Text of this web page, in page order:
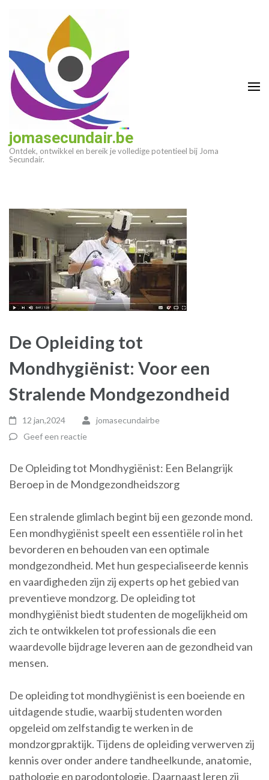
(druk
enter)
jomasecundair.be
Ontdek, ontwikkel en bereik je volledige potentieel bij Joma
Secundair.
De Opleiding tot
Mondhygiënist: Voor een
Stralende Mondgezondheid
12 jan,2024
jomasecundairbe
Geef een reactie
De Opleiding tot Mondhygiënist: Een Belangrijk
Beroep in de Mondgezondheidszorg
Een stralende glimlach begint bij een gezonde mond.
Een mondhygiënist speelt een essentiële rol in het
bevorderen en behouden van een optimale
mondgezondheid. Met hun gespecialiseerde kennis
en vaardigheden zijn zij experts op het gebied van
preventieve mondzorg. De opleiding tot
mondhygiënist biedt studenten de mogelijkheid om
zich te ontwikkelen tot professionals die een
waardevolle bijdrage leveren aan de gezondheid van
mensen.
De opleiding tot mondhygiënist is een boeiende en
uitdagende studie, waarbij studenten worden
opgeleid om zelfstandig te werken in de
mondzorgpraktijk. Tijdens de opleiding verwerven zij
kennis over onder andere tandheelkunde, anatomie,
pathologie en parodontologie. Daarnaast leren zij